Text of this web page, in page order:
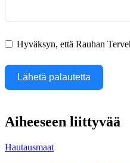
Hyväksyn, että Rauhan
Lähetä palautetta
Aiheeseen liittyvää
Hautausmaat